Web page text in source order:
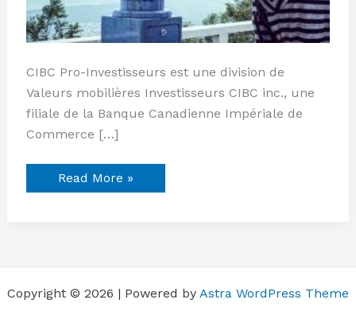
CIBC Pro-Investisseurs est une division de
Valeurs mobilières Investisseurs CIBC inc., une
filiale de la Banque Canadienne Impériale de
Commerce […]
Read More »
Copyright © 2026 | Powered by Astra WordPress Theme